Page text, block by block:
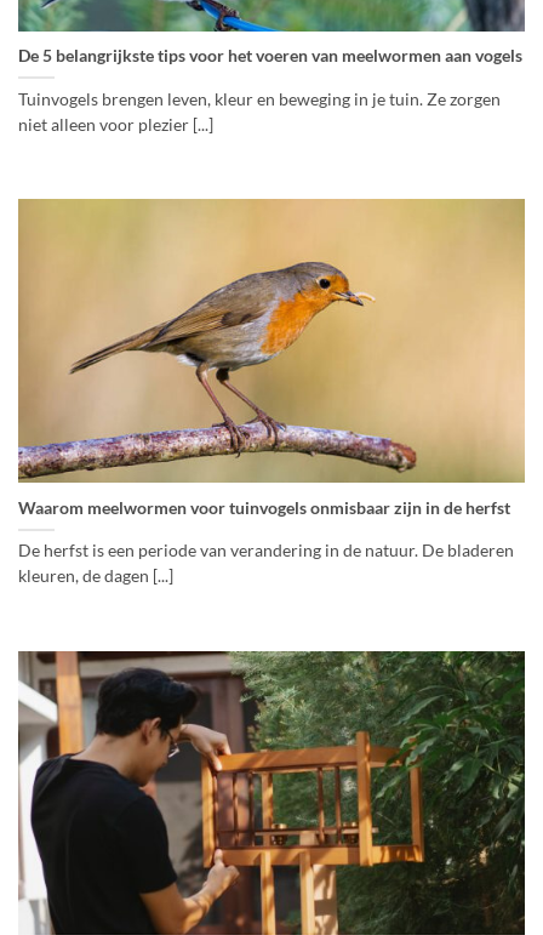
De 5 belangrijkste tips voor het voeren van meelwormen aan vogels
Tuinvogels brengen leven, kleur en beweging in je tuin. Ze zorgen
niet alleen voor plezier [...]
Waarom meelwormen voor tuinvogels onmisbaar zijn in de herfst
De herfst is een periode van verandering in de natuur. De bladeren
kleuren, de dagen [...]